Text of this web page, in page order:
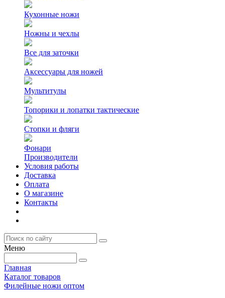
Кухонные ножи
Ножны и чехлы
Все для заточки
Аксессуары для ножей
Мультитулы
Топорики и лопатки тактические
Стопки и фляги
Фонари
Производители
Условия работы
Доставка
Оплата
О магазине
Контакты
Меню
Главная
Каталог товаров
Филейные ножи оптом